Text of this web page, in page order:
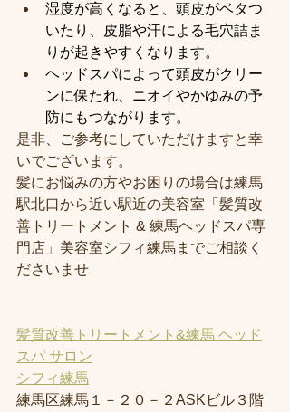
湿度が高くなると、頭皮がベタつ
いたり、皮脂や汗による毛穴詰ま
りが起きやすくなります。
ヘッドスパによって頭皮がクリー
ンに保たれ、ニオイやかゆみの予
防にもつながります。
是非、ご参考にしていただけますと幸
いでございます。
髪にお悩みの方やお困りの場合は練馬
駅北口から近い駅近の美容室「髪質改
善トリートメント & 練馬ヘッドスパ専
門店」美容室シフィ練馬までご相談く
ださいませ
髪質改善トリートメント&練馬 ヘッド
スパ サロン
シフィ練馬
練馬区練馬１－２０－２ASKビル３階